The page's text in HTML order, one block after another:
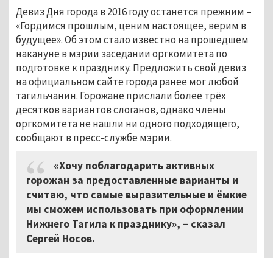
Девиз Дня города в 2016 году останется прежним –
«Гордимся прошлым, ценим настоящее, верим в
будущее». Об этом стало известно на прошедшем
накануне в мэрии заседании оргкомитета по
подготовке к празднику. Предложить свой девиз
на официальном сайте города ранее мог любой
тагильчанин. Горожане прислали более трёх
десятков вариантов слоганов, однако члены
оргкомитета не нашли ни одного подходящего,
сообщают в пресс-службе мэрии.
«Хочу поблагодарить активных
горожан за предоставленные варианты и
считаю, что самые выразительные и ёмкие
мы сможем использовать при оформлении
Нижнего Тагила к празднику», – сказал
Сергей Носов.